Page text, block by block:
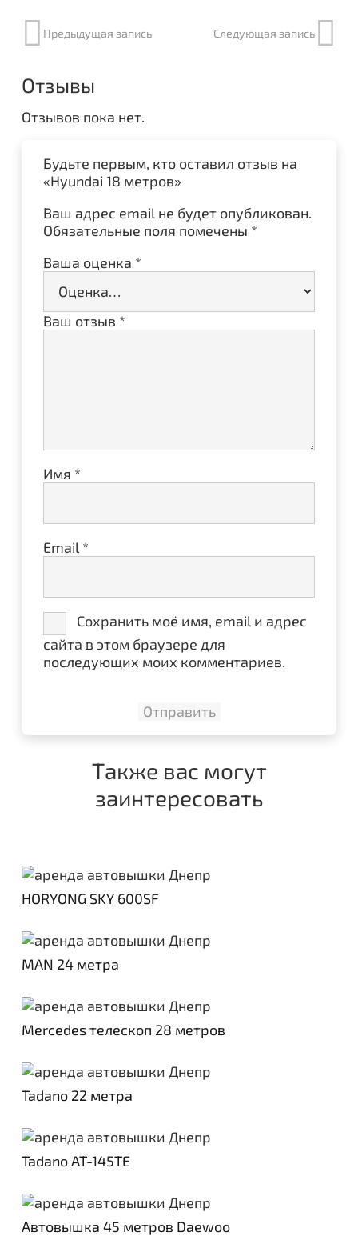
Предыдущая запись Следующая запись
Отзывы
Отзывов пока нет.
Будьте первым, кто оставил отзыв на
«Hyundai 18 метров»
Ваш адрес email не будет опубликован.
Обязательные поля помечены *
Ваша оценка *
Ваш отзыв *
Имя *
Email *
Сохранить моё имя, email и адрес
сайта в этом браузере для
последующих моих комментариев.
Также вас могут
заинтересовать
HORYONG SKY 600SF
MAN 24 метра
Mercedes телескоп 28 метров
Tadano 22 метра
Tadano AT-145TE
Автовышка 45 метров Daewoo